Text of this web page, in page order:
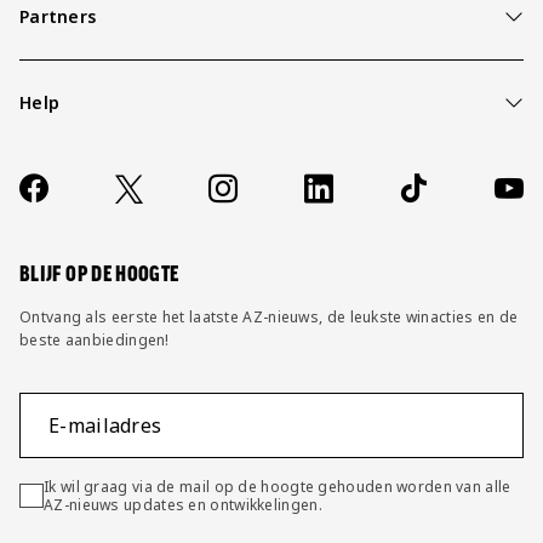
Partners
Help
Contact
FAQ
Socials
https://www.facebook.com/AZAlkmaar
X Instagram LinkedIn TikTok
BLIJF OP DE HOOGTE
Ontvang als eerste het laatste AZ-nieuws, de leukste winacties en de
beste aanbiedingen!
E-mailadres
Ik wil graag via de mail op de hoogte gehouden worden van alle
AZ-nieuws updates en ontwikkelingen.